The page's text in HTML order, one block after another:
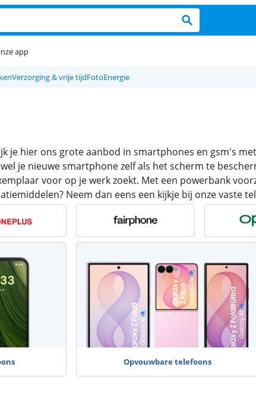
app
Verzorging & vrije tijdFotoEnergie
je hier ons grote aanbod in smartphones en gsm's
je nieuwe smartphone zelf als het scherm te
voor op je werk zoekt. Met een powerbank
Neem dan eens een kijkje bij onze vaste
Opvouwbare telefoons